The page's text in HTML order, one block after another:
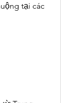
tại các